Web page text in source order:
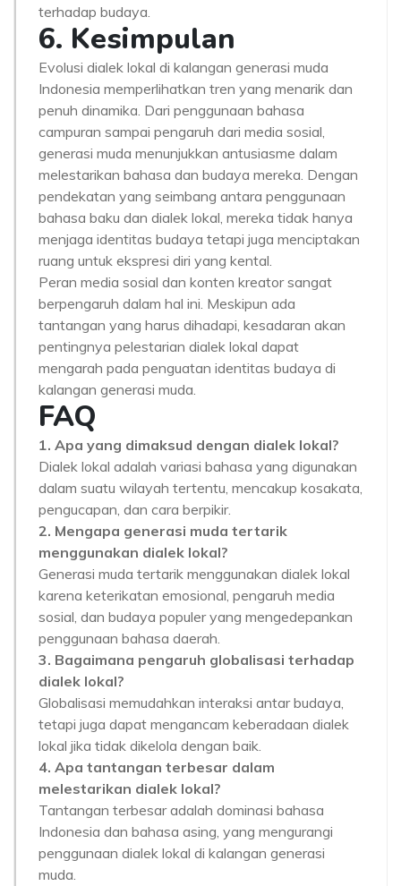
terhadap budaya.
6. Kesimpulan
Evolusi dialek lokal di kalangan generasi muda
Indonesia memperlihatkan tren yang menarik dan
penuh dinamika. Dari penggunaan bahasa
campuran sampai pengaruh dari media sosial,
generasi muda menunjukkan antusiasme dalam
melestarikan bahasa dan budaya mereka. Dengan
pendekatan yang seimbang antara penggunaan
bahasa baku dan dialek lokal, mereka tidak hanya
menjaga identitas budaya tetapi juga menciptakan
ruang untuk ekspresi diri yang kental.
Peran media sosial dan konten kreator sangat
berpengaruh dalam hal ini. Meskipun ada
tantangan yang harus dihadapi, kesadaran akan
pentingnya pelestarian dialek lokal dapat
mengarah pada penguatan identitas budaya di
kalangan generasi muda.
FAQ
1. Apa yang dimaksud dengan dialek lokal?
Dialek lokal adalah variasi bahasa yang digunakan
dalam suatu wilayah tertentu, mencakup kosakata,
pengucapan, dan cara berpikir.
2. Mengapa generasi muda tertarik
menggunakan dialek lokal?
Generasi muda tertarik menggunakan dialek lokal
karena keterikatan emosional, pengaruh media
sosial, dan budaya populer yang mengedepankan
penggunaan bahasa daerah.
3. Bagaimana pengaruh globalisasi terhadap
dialek lokal?
Globalisasi memudahkan interaksi antar budaya,
tetapi juga dapat mengancam keberadaan dialek
lokal jika tidak dikelola dengan baik.
4. Apa tantangan terbesar dalam
melestarikan dialek lokal?
Tantangan terbesar adalah dominasi bahasa
Indonesia dan bahasa asing, yang mengurangi
penggunaan dialek lokal di kalangan generasi
muda.